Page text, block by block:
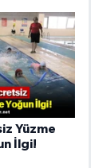
Yüzme
İlgi!